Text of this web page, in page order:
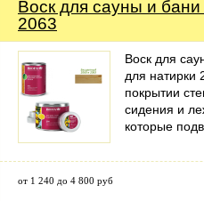
Воск для сауны и
2063
Воск для
для натирки
покрытии
сидения и
которые
от 1 240 до 4 800 руб